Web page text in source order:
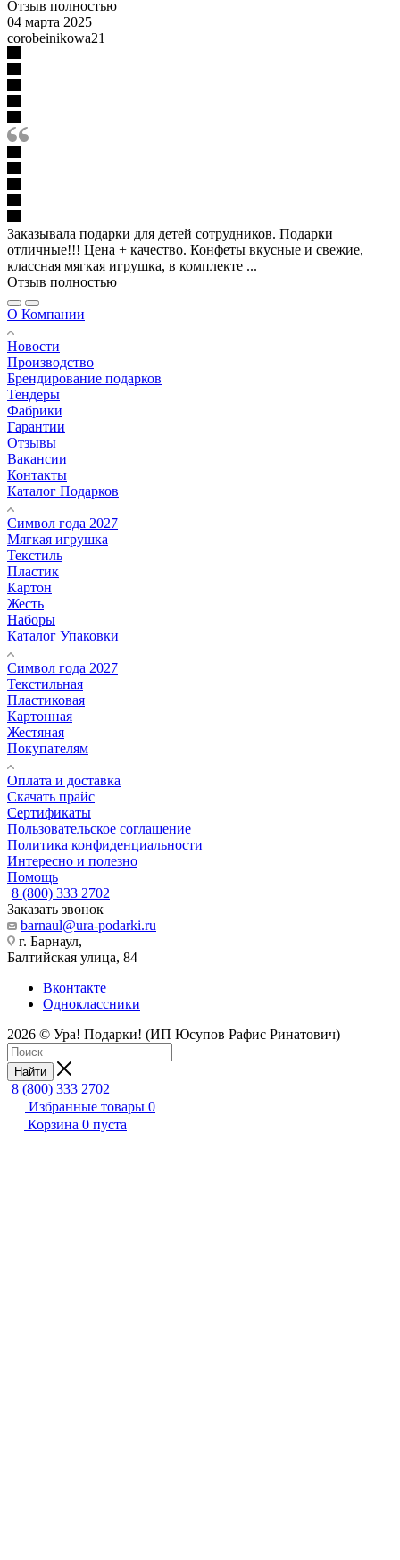
Отзыв полностью
04 марта 2025
corobeinikowa21
Заказывала подарки для детей сотрудников. Подарки
отличные!!! Цена + качество. Конфеты вкусные и свежие,
классная мягкая игрушка, в комплекте ...
Отзыв полностью
О Компании
Новости
Производство
Брендирование подарков
Тендеры
Фабрики
Гарантии
Отзывы
Вакансии
Контакты
Каталог Подарков
Символ года 2027
Мягкая игрушка
Текстиль
Пластик
Картон
Жесть
Наборы
Каталог Упаковки
Символ года 2027
Текстильная
Пластиковая
Картонная
Жестяная
Покупателям
Оплата и доставка
Скачать прайс
Сертификаты
Пользовательское соглашение
Политика конфиденциальности
Интересно и полезно
Помощь
8 (800) 333 2702
Заказать звонок
barnaul@ura-podarki.ru
г. Барнаул,
Балтийская улица, 84
Вконтакте
Одноклассники
2026 © Ура! Подарки! (ИП Юсупов Рафис Ринатович)
Найти
8 (800) 333 2702
Избранные товары 0
Корзина 0 пуста